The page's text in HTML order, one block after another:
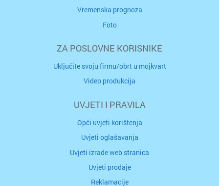
Vremenska prognoza
Foto
ZA POSLOVNE KORISNIKE
Uključite svoju firmu/obrt u mojkvart
Video produkcija
UVJETI I PRAVILA
Opći uvjeti korištenja
Uvjeti oglašavanja
Uvjeti izrade web stranica
Uvjeti prodaje
Reklamacije